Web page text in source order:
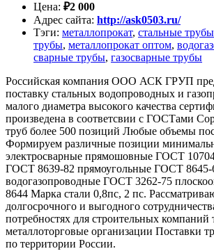
Цена: ₽2 000
Адрес сайта: http://ask0503.ru/
Тэги: металлопрокат, стальные трубы
трубы, металлопрокат оптом,
сварные трубы, газосварные трубы
Российская компания ООО АСК ГРУП
поставку стальных водопроводных и
малого диаметра высокого качества
произведена в соответсвии с ГОСТами
труб более 500 позиций Любые объемы
Формируем различные позиции
электросварные прямошовные ГОСТ
ГОСТ 8639-82 прямоугольные ГОСТ 8645-
водогазопроводные ГОСТ 3262-75
8644 Марка стали 0,8пс, 2 пс.
долгосрочного и выгодного
потребностях для строительных компаний
металлоторговые организации Поставки
по территории России.